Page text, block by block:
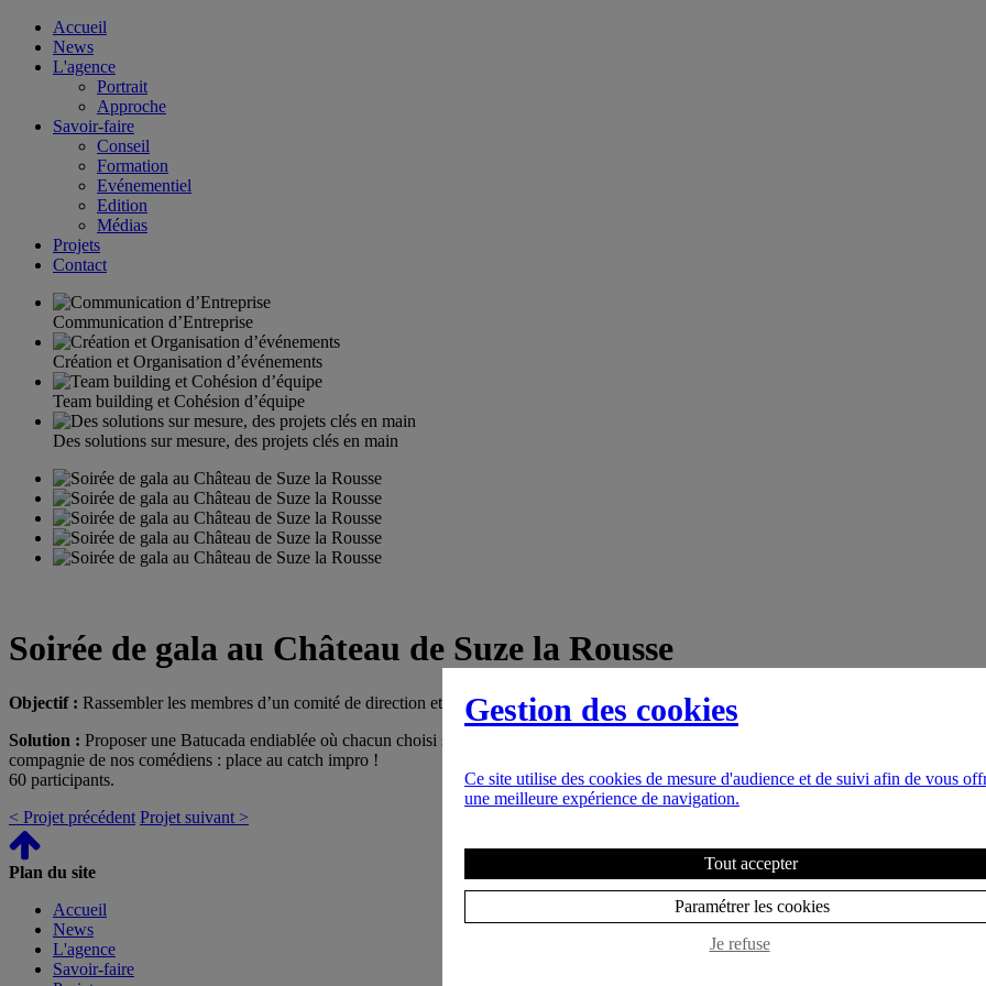
Accueil
News
L'agence
Portrait
Approche
Savoir-faire
Conseil
Formation
Evénementiel
Edition
Médias
Projets
Contact
Communication d’Entreprise
Création et Organisation d’événements
Team building et Cohésion d’équipe
Des solutions sur mesure, des projets clés en main
Soirée de gala au Château de Suze la Rousse
Objectif : Rassembler les membres d’un comité de direction et leurs conjoints dans le cadre d’une soirée conviviale.
Solution : Proposer une Batucada endiablée où chacun choisi son instrument parmi les cloches, tambourins, sourdos et maracas. Poursuivre
compagnie de nos comédiens : place au catch impro !
60 participants.
< Projet précédent Projet suivant >
Plan du site
Accueil
News
L'agence
Savoir-faire
Gestion des cookies
Ce site utilise des cookies de mesure d'audience et de suivi afin de vous
une meilleure expérience de navigation.
Tout accepter
Paramétrer les cookies
Je refuse